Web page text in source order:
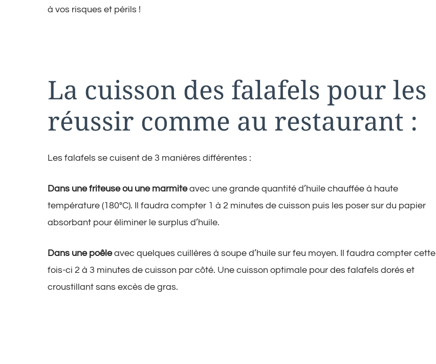
à vos risques et périls !
La cuisson des falafels pour les
réussir comme au restaurant :
Les falafels se cuisent de 3 manières différentes :
Dans une friteuse ou une marmiteavec une grande quantité d’huile chauffée à haute
température (180°C). Il faudra compter 1 à 2 minutes de cuisson puis les poser sur du papier
absorbant pour éliminer le surplus d’huile.
Dans une poêleavec quelques cuillères à soupe d’huile sur feu moyen. Il faudra compter cette
fois-ci 2 à 3 minutes de cuisson par côté. Une cuisson optimale pour des falafels dorés et
croustillant sans excès de gras.